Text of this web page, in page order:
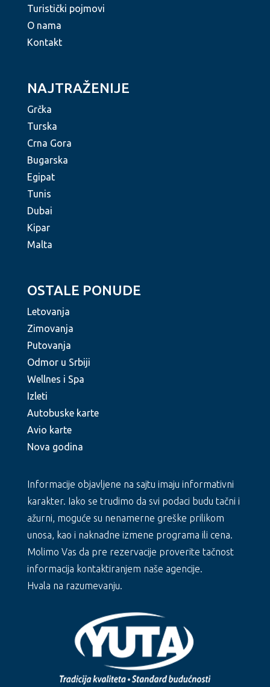
Turistički pojmovi
O nama
Kontakt
NAJTRAŽENIJE
Grčka
Turska
Crna Gora
Bugarska
Egipat
Tunis
Dubai
Kipar
Malta
OSTALE PONUDE
Letovanja
Zimovanja
Putovanja
Odmor u Srbiji
Wellnes i Spa
Izleti
Autobuske karte
Avio karte
Nova godina
Informacije objavljene na sajtu imaju informativni
karakter. Iako se trudimo da svi podaci budu tačni i
ažurni, moguće su nenamerne greške prilikom
unosa, kao i naknadne izmene programa ili cena.
Molimo Vas da pre rezervacije proverite tačnost
informacija kontaktiranjem naše agencije.
Hvala na razumevanju.